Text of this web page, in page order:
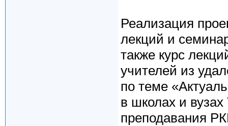
Реализация
лекций и
также курс
учителей из
по теме
в школах и
преподавания